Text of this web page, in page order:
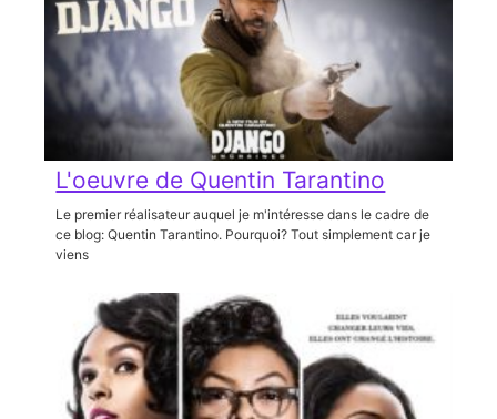
L'oeuvre de Quentin Tarantino
Le premier réalisateur auquel je m'intéresse dans le cadre de
ce blog: Quentin Tarantino. Pourquoi? Tout simplement car je
viens